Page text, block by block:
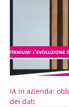
IA in azienda:
dei dati